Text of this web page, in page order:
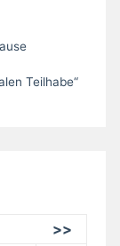
Teilhabe“
>>